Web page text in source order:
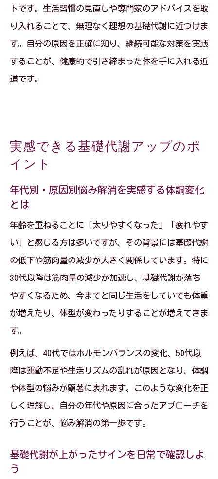
トです。生活習慣の見直しや専門家のアドバイスを取
り入れることで、無理なく理想の基礎代謝に近づけま
す。自分の原因を正確に知り、継続可能な対策を実践
することが、健康的で引き締まった体を手に入れる近
道です。
実感できる基礎代謝アップのポ
イント
年代別・原因別悩み解消を実感する体調変化
とは
年齢を重ねるごとに「太りやすくなった」「疲れやす
い」と感じる方は多いですが、その背景には基礎代謝
の低下や筋肉量の減少が大きく関係しています。特に
30代以降は筋肉量の減少が加速し、基礎代謝が落ち
やすくなるため、今までと同じ生活をしていても体重
が増えたり、体型が変わったりすることが増えてきま
す。
例えば、40代ではホルモンバランスの変化、50代以
降は運動不足や生活リズムの乱れが原因となり、体調
や体型の悩みが顕著に表れます。このような変化を正
しく理解し、自分の年代や原因に合ったアプローチを
行うことが、悩み解消の第一歩です。
基礎代謝が上がったサインを日常で確認しよ
う